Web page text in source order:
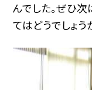
んでした。ぜひ
てはどうでしょう